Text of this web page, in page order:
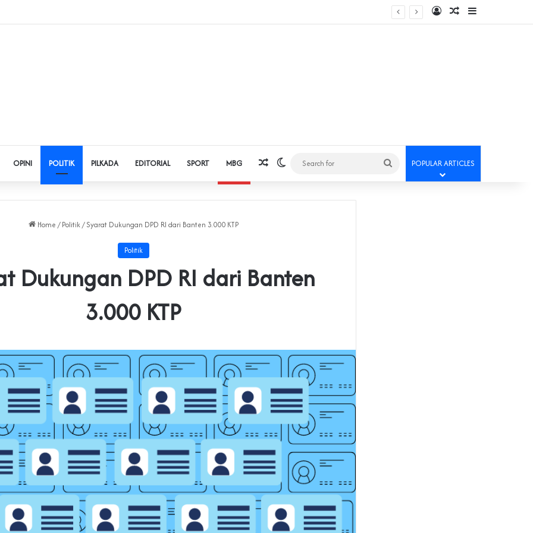
Log InRandom Article
Sidebar
OPINI POLITIK PILKADA EDITORIAL SPORT MBG Random Article
Switch skin
Search
for
POPULAR ARTICLES
Home / Politik / Syarat Dukungan DPD RI dari Banten 3.000 KTP
Politik
Dukungan DPD RI dari Banten
3.000 KTP